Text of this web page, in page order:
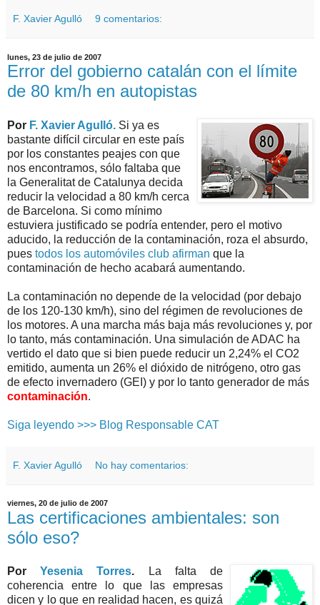
F. Xavier Agulló 9 comentarios:
lunes, 23 de julio de 2007
Error del gobierno catalán con el límite
de 80 km/h en autopistas
Por F. Xavier Agulló. Si ya es
bastante difícil circular en este país
por los constantes peajes con que
nos encontramos, sólo faltaba que
la Generalitat de Catalunya decida
reducir la velocidad a 80 km/h cerca
de Barcelona. Si como mínimo
estuviera justificado se podría entender, pero el motivo
aducido, la reducción de la contaminación, roza el absurdo,
pues todos los automóviles club afirman que la
contaminación de hecho acabará aumentando.
La contaminación no depende de la velocidad (por debajo
de los 120-130 km/h), sino del régimen de revoluciones de
los motores. A una marcha más baja más revoluciones y, por
lo tanto, más contaminación. Una simulación de ADAC ha
vertido el dato que si bien puede reducir un 2,24% el CO2
emitido, aumenta un 26% el dióxido de nitrógeno, otro gas
de efecto invernadero (GEI) y por lo tanto generador de más
contaminación.
Siga leyendo >>> Blog Responsable CAT
F. Xavier Agulló No hay comentarios:
viernes, 20 de julio de 2007
Las certificaciones ambientales: son
sólo eso?
PorYesenia Torres. La falta de
coherencia entre lo que las empresas
dicen y lo que en realidad hacen, es quizá